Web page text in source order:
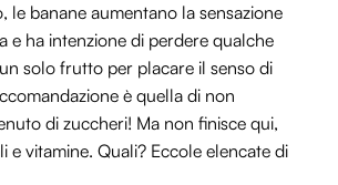
banane aumentano la sensazione
e ha intenzione di perdere qualche
solo frutto per placare il senso di
è quella di non
di zuccheri! Ma non finisce qui,
vitamine. Quali? Eccole elencate di